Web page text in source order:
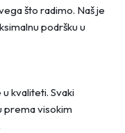
što radimo. Naš je
podršku u
kvaliteti. Svaki
prema visokim